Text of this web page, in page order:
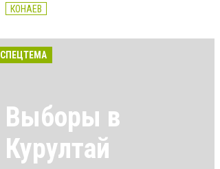
КОНАЕВ
СПЕЦТЕМА
Выборы в
Курултай